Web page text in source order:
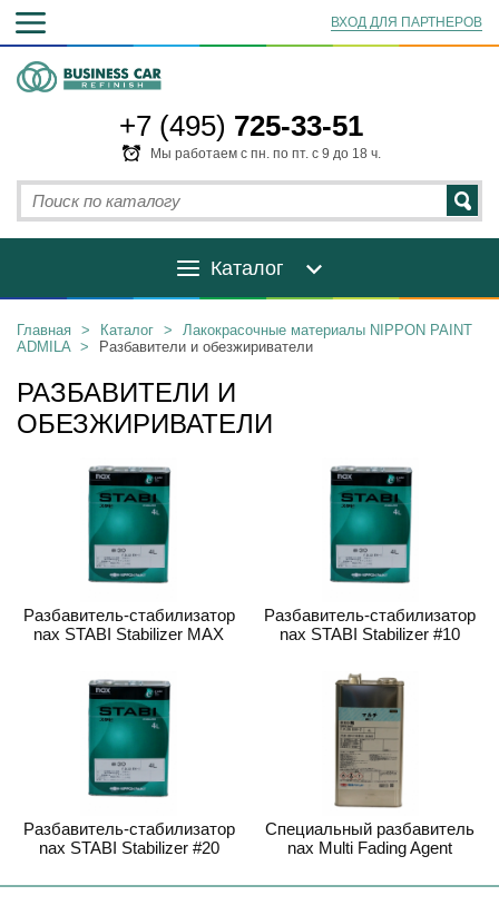
+7 (495) 725-33-51
Мы работаем с пн. по пт. с 9 до 18 ч.
ВХОД ДЛЯ ПАРТНЕРОВ
Каталог
Главная > Каталог >
Лакокрасочные материалы NIPPON PAINT
ADMILA > Разбавители и обезжириватели
РАЗБАВИТЕЛИ И
ОБЕЗЖИРИВАТЕЛИ
Разбавитель-стабилизатор
nax STABI Stabilizer MAX
Разбавитель-стабилизатор
nax STABI Stabilizer #10
Разбавитель-стабилизатор
nax STABI Stabilizer #20
Специальный разбавитель
nax Multi Fading Agent